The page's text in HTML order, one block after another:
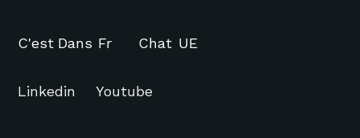
C'est Dans Fr Chat UE
Linkedin Youtube